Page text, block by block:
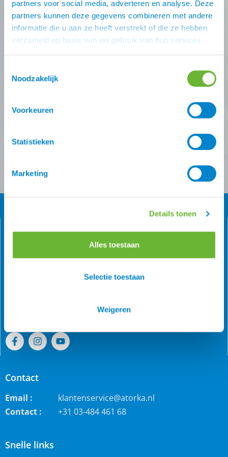
partners voor social media, adverteren en analyse. Deze
partners kunnen deze gegevens combineren met andere
informatie die u aan ze heeft verstrekt of die ze hebben
verzameld op basis van uw gebruik van hun services.
Noodzakelijk
Voorkeuren
Statistieken
Marketing
Details tonen
Alles toestaan
Selectie toestaan
Weigeren
deals missen?
Schrijf je in voor één (of meer) van onze nieuwsbrieven!
Versturen
Snelle links
de Benelux is Atorka bekend. Maar ook bij andere
Contact
Email :
klantenservice@atorka.nl
Contact :
+31 03-484 461 68